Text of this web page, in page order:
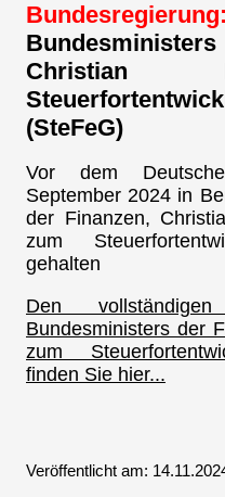
Christian
(SteFeG)
Vor dem
September 2024 in
der Finanzen,
zum
gehalten
Den
Bundesministers der
zum
finden Sie hier...
Veröffentlicht am: